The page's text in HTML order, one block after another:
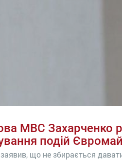
МВС Захарченко
подій
що не збирається